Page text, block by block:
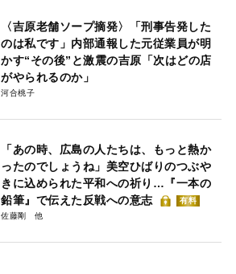
〈吉原老舗ソープ摘発〉「刑事告発した
のは私です」内部通報した元従業員が明
かす“その後”と激震の吉原「次はどの店
がやられるのか」
河合桃子
「あの時、広島の人たちは、もっと熱か
ったのでしょうね」美空ひばりのつぶや
きに込められた平和への祈り…『一本の
鉛筆』で伝えた反戦への意志
有料
佐藤剛